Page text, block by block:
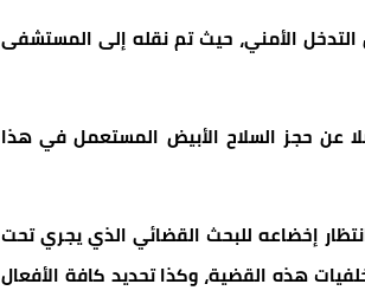
الأمني، حيث تم نقله إلى المستشفى
عن حجز السلاح الأبيض المستعمل في هذا
إخضاعه للبحث القضائي الذي يجري تحت
هذه القضية، وكذا تحديد كافة الأفعال